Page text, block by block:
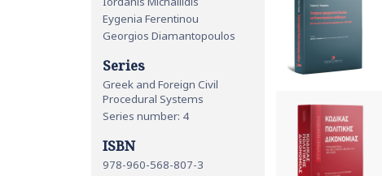
Eygenia Ferentinou
Georgios Diamantopoulos
Series
Greek and Foreign Civil
Procedural Systems
Series number: 4
ISBN
978-960-568-807-3